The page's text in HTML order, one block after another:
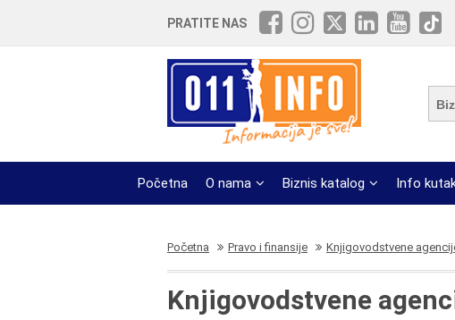
PRATITE NAS
Početna O nama Biznis katalog Info
Početna Pravo i finansije Knjigovodstvene
Knjigovodstvene